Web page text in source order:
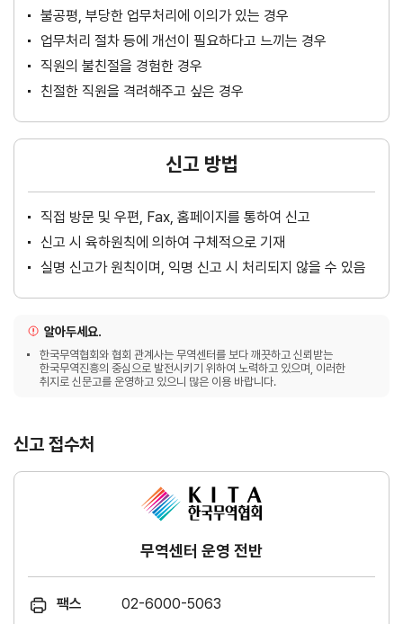
불공평, 부당한 업무처리에 이의가 있는 경우
업무처리 절차 등에 개선이 필요하다고 느끼는 경우
직원의 불친절을 경험한 경우
친절한 직원을 격려해주고 싶은 경우
신고 방법
직접 방문 및 우편, Fax, 홈페이지를 통하여 신고
신고 시 육하원칙에 의하여 구체적으로 기재
실명 신고가 원칙이며, 익명 신고 시 처리되지 않을 수 있음
알아두세요.
한국무역협회와 협회 관계사는 무역센터를 보다 깨끗하고 신뢰받는
한국무역진흥의 중심으로 발전시키기 위하여 노력하고 있으며, 이러한
취지로 신문고를 운영하고 있으니 많은 이용 바랍니다.
신고 접수처
무역센터 운영 전반
팩스
02-6000-5063